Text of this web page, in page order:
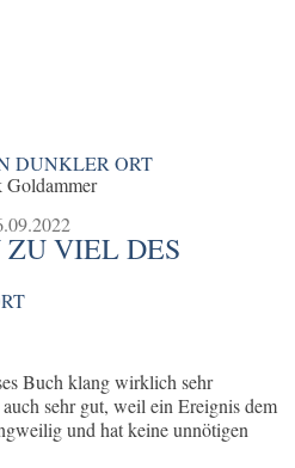
DUNKLER ORT
Goldammer
ZU VIEL DES
Buch klang wirklich sehr
sehr gut, weil ein Ereignis dem
und hat keine unnötigen